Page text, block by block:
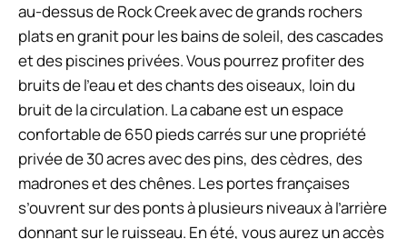
au-dessus de Rock Creek avec de grands rochers
plats en granit pour les bains de soleil, des cascades
et des piscines privées. Vous pourrez profiter des
bruits de l’eau et des chants des oiseaux, loin du
bruit de la circulation. La cabane est un espace
confortable de 650 pieds carrés sur une propriété
privée de 30 acres avec des pins, des cèdres, des
madrones et des chênes. Les portes françaises
s’ouvrent sur des ponts à plusieurs niveaux à l’arrière
donnant sur le ruisseau. En été, vous aurez un accès